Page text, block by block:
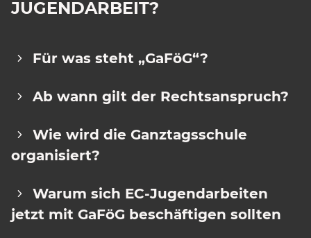
JUGENDARBEIT?
Für was steht „GaFöG“?
Ab wann gilt der Rechtsanspruch?
Wie wird die Ganztagsschule
organisiert?
Warum sich EC-Jugendarbeiten
jetzt mit GaFöG beschäftigen sollten